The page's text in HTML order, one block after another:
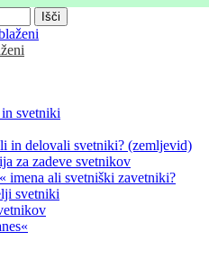
svetniki
in delovali svetniki? (zemljevid)
za zadeve svetnikov
imena ali svetniški zavetniki?
svetniki